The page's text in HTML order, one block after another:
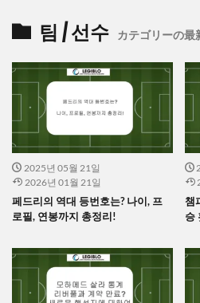
팀 / 선수 カテゴリーの最
2025년 05월 21일
2026년 01월 21일
페드리의 역대 등번호는? 나이, 프
로필, 연봉까지 총정리!
챔
승